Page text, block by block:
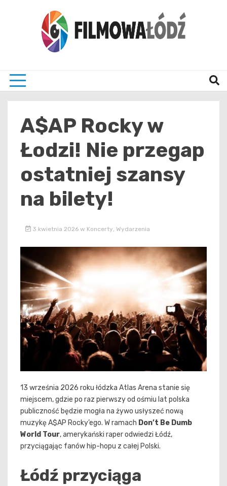
A$AP Rocky w
Łodzi! Nie przegap
ostatniej szansy
na bilety!
3 kwietnia 2026 w Koncerty Wydarzenia
13 września 2026 roku łódzka Atlas Arena stanie się
miejscem, gdzie po raz pierwszy od ośmiu lat polska
publiczność będzie mogła na żywo usłyszeć nową
muzykę A$AP Rocky’ego. W ramach Don’t Be Dumb
World Tour, amerykański raper odwiedzi Łódź,
przyciągając fanów hip-hopu z całej Polski.
Łódź przyciąga